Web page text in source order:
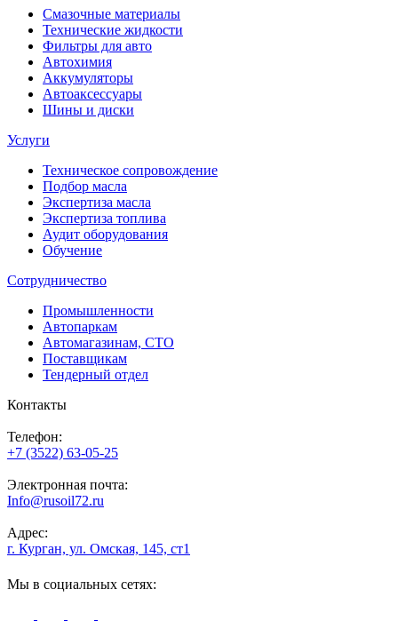
Смазочные материалы
Технические жидкости
Фильтры для авто
Автохимия
Аккумуляторы
Автоаксессуары
Шины и диски
Услуги
Техническое сопровождение
Подбор масла
Экспертиза масла
Экспертиза топлива
Аудит оборудования
Обучение
Сотрудничество
Промышленности
Автопаркам
Автомагазинам, СТО
Поставщикам
Тендерный отдел
Контакты
Телефон:
+7 (3522) 63-05-25
Электронная почта:
Info@rusoil72.ru
Адрес:
г. Курган, ул. Омская, 145, ст1
Мы в социальных сетях: